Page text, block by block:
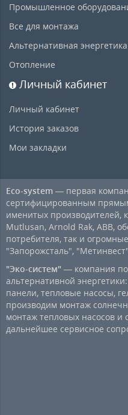
Промышленное
Все для монтажа
Альтернативная энергетика
Отопление
Личный кабинет
Личный кабинет
История заказов
Мои закладки
Eco-system — первая
сертифицированным
именитых производителей,
Mutlusan, Arnold Rak, ABB,
потребителя, так и
"Запорожсталь",
"Эко-систем" — компания
альтернативной
панели, тепловые насосы,
производим монтаж
монтаж тепловых насосов и
дальнейшее сервисное